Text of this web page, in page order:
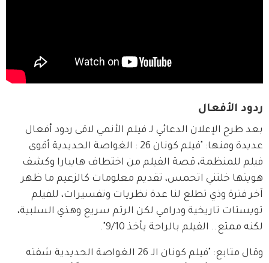
ردود الأفعال
بعد طرح الإعلان الدعائي لـ فيلم الأنمي لاقى ردود أفعال
عديدة ومنها: "فيلم كونان 26 : الغواصة الحديدية أقوى
فيلم للمنظمة، قصة الفيلم من اختطاف هايبارا وكشف
هويتها خلتني اتحمس، تقديم معلومات كالزعيم ما ظهر
آخر فترة وذي تطلع لنا عدة نظريات وتفسيرات، للفيلم
تويستات تاريخية ودرامي لكن الرتم سريع وهذي السلبية،
لكنه ممتع.. الفيلم بالراحة يأخذ 9/10".
وقال متابع: "فيلم كونان الـ 26 الغواصة الحديدية شفته